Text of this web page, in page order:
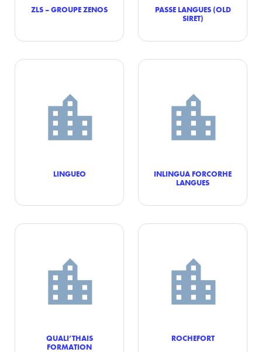
ZLS – GROUPE ZENOS
PASSE LANGUES (OLD
SIRET)
LINGUEO
INLINGUA FORCORHE
LANGUES
QUALI’THAIS
FORMATION
ROCHEFORT